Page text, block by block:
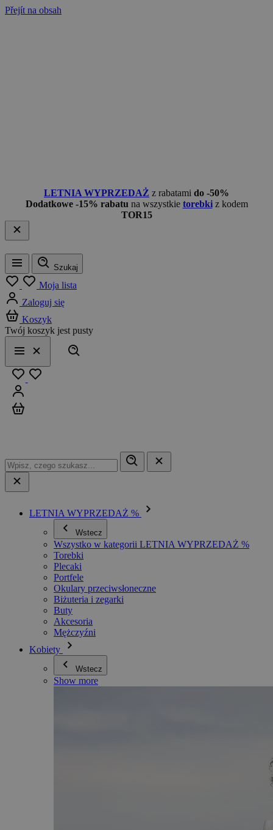
Přejít na obsah
LETNIA WYPRZEDAŻ z rabatami do -50%
Dodatkowe -15% rabatu na wszystkie torebkiz kodem
TOR15
Menu
Szukaj
Moja lista
Zaloguj się
Koszyk
Twój koszyk jest pusty
Menu
Zamknij
LETNIA WYPRZEDAŻ %
Wstecz
Wszystko w kategorii LETNIA WYPRZEDAŻ %
Torebki
Plecaki
Portfele
Okulary przeciwsłoneczne
Biżuteria i zegarki
Buty
Akcesoria
Mężczyźni
Kobiety
Wstecz
Show more